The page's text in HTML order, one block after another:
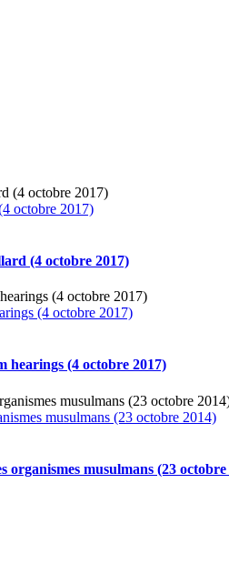
octobre 2017)
(4 octobre 2017)
(4 octobre 2017)
hearings (4 octobre 2017)
musulmans (23 octobre 2014)
musulmans (23 octobre